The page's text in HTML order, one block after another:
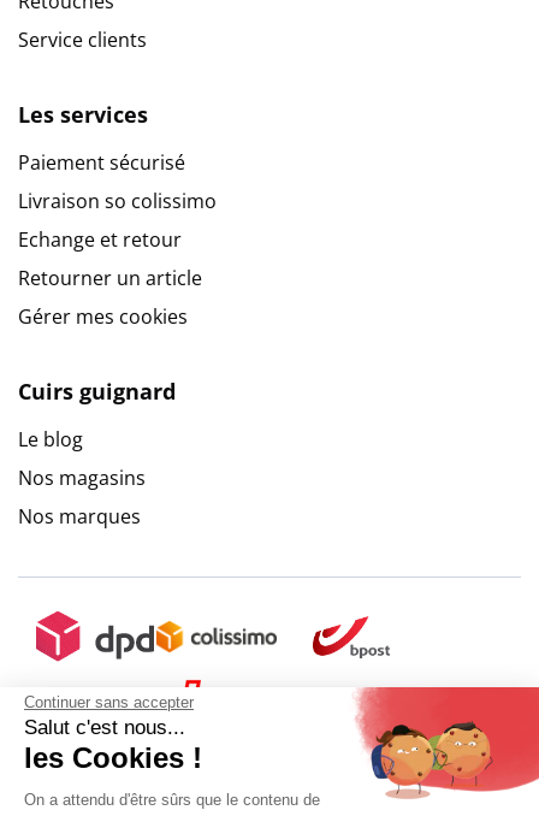
Continuer sans accepter
Salut c'est nous...
les Cookies !
On a attendu d'être sûrs que le contenu de
Service clients
Les services
Paiement sécurisé
Livraison so colissimo
Echange et retour
Retourner un article
Gérer mes cookies
Cuirs guignard
Le blog
Nos magasins
Nos marques